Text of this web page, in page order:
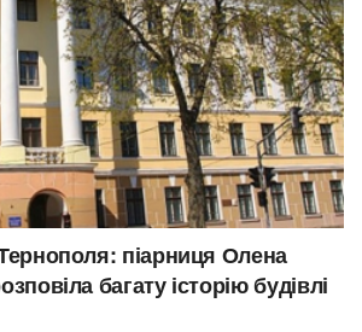
піарниця Олена
багату історію будівлі